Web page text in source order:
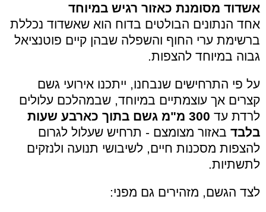
אשדוד מסומנת כאזור רגיש במיוחד
אחד הנתונים הבולטים בדוח הוא שאשדוד נכללת
ברשימת ערי החוף והשפלה שבהן קיים פוטנציאל
גבוה במיוחד להצפות.
על פי התרחישים שנבחנו, ייתכנו אירועי גשם
קצרים אך עוצמתיים במיוחד, שבמהלכם עלולים
לרדת עד
300 מ"מ גשם בתוך כארבע שעות
בלבד באזור מצומצם - תרחיש שעלול לגרום
להצפות מסכנות חיים, לשיבושי תנועה ולנזקים
לתשתיות.
לצד הגשם, מזהירים גם מפני: